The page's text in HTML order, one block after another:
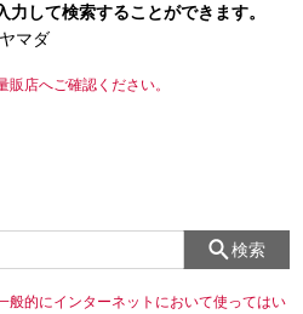
して検索することができます。
マダ
店へご確認ください。
検索
般的にインターネットにおいて使ってはい